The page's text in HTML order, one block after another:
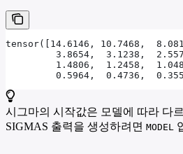
tensor([14.6146, 10.7468,
3.8654,  3.1238,
1.4806,  1.2458,
0.5964,  0.4736,
시그마의 시작값은 모델에 따라 다
SIGMAS 출력을 생성하려면 MODEL